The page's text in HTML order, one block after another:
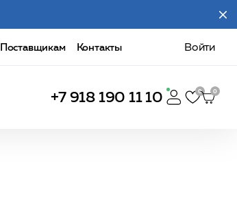
Поставщикам Контакты Войти
+7 918 190 11 10